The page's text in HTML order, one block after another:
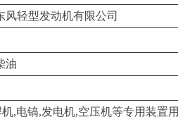
风轻型发动机有限公司
油
,电镐,发电机,空压机等专用装置